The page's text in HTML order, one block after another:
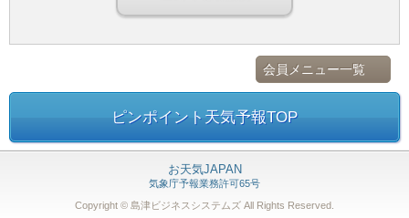
会員メニュー一覧
ピンポイント天気予報TOP
お天気JAPAN
気象庁予報業務許可65号
Copyright © 島津ビジネスシステムズ All Rights Reserved.